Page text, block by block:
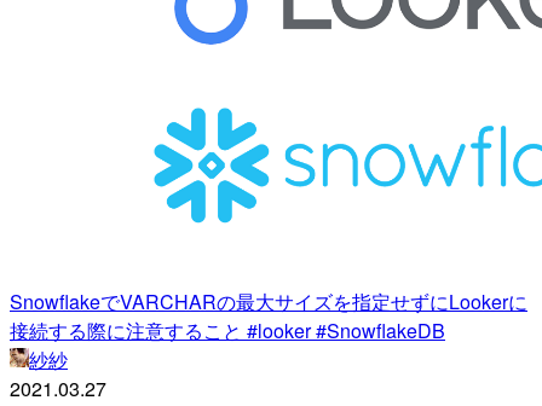
SnowflakeでVARCHARの最大サイズを指定せずにLookerに
接続する際に注意すること #looker #SnowflakeDB
紗紗
2021.03.27